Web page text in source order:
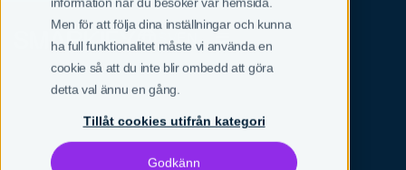
Men för att följa dina inställningar och kunna
ha full funktionalitet måste vi använda en
cookie så att du inte blir ombedd att göra
detta val ännu en gång.
Tillåt cookies utifrån kategori
Godkänn
SVEN